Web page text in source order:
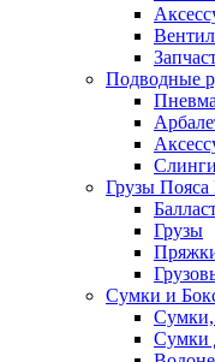
Подводные
Грузы
Грузы
Сумки и
Сумки,
Сумки